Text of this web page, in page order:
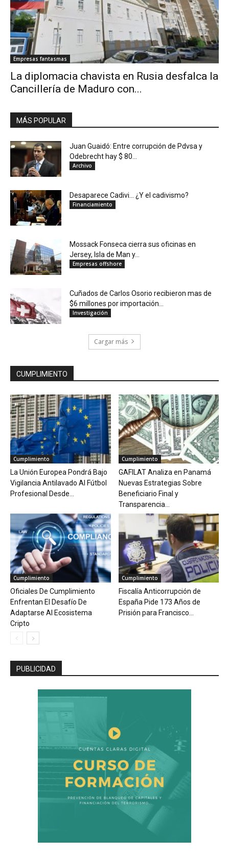
Empresas fantasmas
La diplomacia chavista en Rusia desfalca la
Cancillería de Maduro con...
MÁS POPULAR
Juan Guaidó: Entre corrupción de Pdvsa y
Odebrecht hay $ 80...
Archivo
Desaparece Cadivi… ¿Y el cadivismo?
Financiamiento
Mossack Fonseca cierra sus oficinas en
Jersey, Isla de Man y...
Empresas offshore
Cuñados de Carlos Osorio recibieron mas de
$6 millones por importación...
Investigación
Cargar más
CUMPLIMIENTO
Cumplimiento
La Unión Europea Pondrá Bajo
Vigilancia Antilavado Al Fútbol
Profesional Desde...
Cumplimiento
GAFILAT Analiza en Panamá
Nuevas Estrategias Sobre
Beneficiario Final y
Transparencia...
Cumplimiento
Oficiales De Cumplimiento
Enfrentan El Desafío De
Adaptarse Al Ecosistema
Cripto
Cumplimiento
Fiscalía Anticorrupción de
España Pide 173 Años de
Prisión para Francisco...
PUBLICIDAD